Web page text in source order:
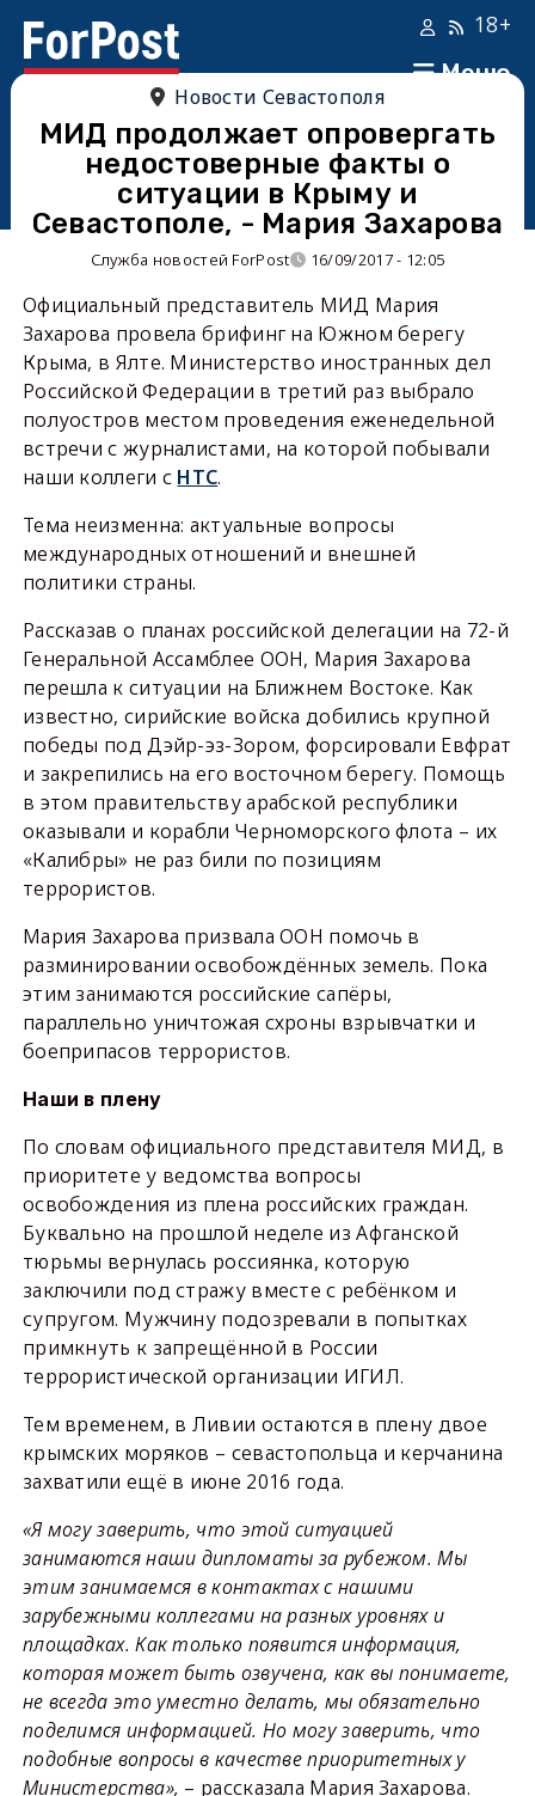
Меню
18+
Новости Севастополя
МИД продолжает опровергать
недостоверные факты о
ситуации в Крыму и
Севастополе, - Мария Захарова
Служба новостей ForPost 16/09/2017 - 12:05
Официальный представитель МИД Мария
Захарова провела брифинг на Южном берегу
Крыма, в Ялте. Министерство иностранных дел
Российской Федерации в третий раз выбрало
полуостров местом проведения еженедельной
встречи с журналистами, на которой побывали
наши коллеги с НТС.
Тема неизменна: актуальные вопросы
международных отношений и внешней
политики страны.
Рассказав о планах российской делегации на 72-й
Генеральной Ассамблее ООН, Мария Захарова
перешла к ситуации на Ближнем Востоке. Как
известно, сирийские войска добились крупной
победы под Дэйр-эз-Зором, форсировали Евфрат
и закрепились на его восточном берегу. Помощь
в этом правительству арабской республики
оказывали и корабли Черноморского флота – их
«Калибры» не раз били по позициям
террористов.
Мария Захарова призвала ООН помочь в
разминировании освобождённых земель. Пока
этим занимаются российские сапёры,
параллельно уничтожая схроны взрывчатки и
боеприпасов террористов.
Наши в плену
По словам официального представителя МИД, в
приоритете у ведомства вопросы
освобождения из плена российских граждан.
Буквально на прошлой неделе из Афганской
тюрьмы вернулась россиянка, которую
заключили под стражу вместе с ребёнком и
супругом. Мужчину подозревали в попытках
примкнуть к запрещённой в России
террористической организации ИГИЛ.
Тем временем, в Ливии остаются в плену двое
крымских моряков – севастопольца и керчанина
захватили ещё в июне 2016 года.
«Я могу заверить, что этой ситуацией
занимаются наши дипломаты за рубежом. Мы
этим занимаемся в контактах с нашими
зарубежными коллегами на разных уровнях и
площадках. Как только появится информация,
которая может быть озвучена, как вы понимаете,
не всегда это уместно делать, мы обязательно
поделимся информацией. Но могу заверить, что
подобные вопросы в качестве приоритетных у
Министерства», – рассказала Мария Захарова.